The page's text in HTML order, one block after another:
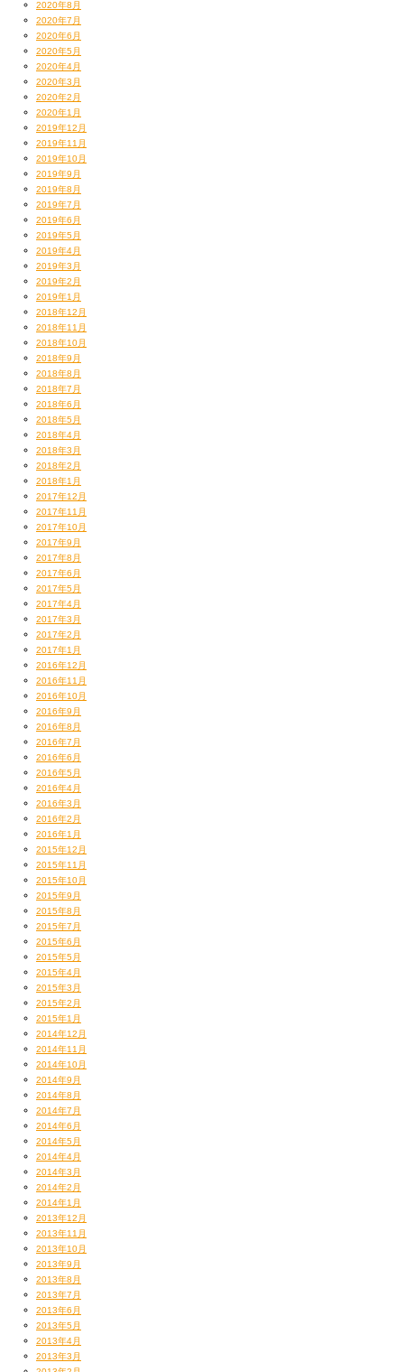
2020年8月
2020年7月
2020年6月
2020年5月
2020年4月
2020年3月
2020年2月
2020年1月
2019年12月
2019年11月
2019年10月
2019年9月
2019年8月
2019年7月
2019年6月
2019年5月
2019年4月
2019年3月
2019年2月
2019年1月
2018年12月
2018年11月
2018年10月
2018年9月
2018年8月
2018年7月
2018年6月
2018年5月
2018年4月
2018年3月
2018年2月
2018年1月
2017年12月
2017年11月
2017年10月
2017年9月
2017年8月
2017年6月
2017年5月
2017年4月
2017年3月
2017年2月
2017年1月
2016年12月
2016年11月
2016年10月
2016年9月
2016年8月
2016年7月
2016年6月
2016年5月
2016年4月
2016年3月
2016年2月
2016年1月
2015年12月
2015年11月
2015年10月
2015年9月
2015年8月
2015年7月
2015年6月
2015年5月
2015年4月
2015年3月
2015年2月
2015年1月
2014年12月
2014年11月
2014年10月
2014年9月
2014年8月
2014年7月
2014年6月
2014年5月
2014年4月
2014年3月
2014年2月
2014年1月
2013年12月
2013年11月
2013年10月
2013年9月
2013年8月
2013年7月
2013年6月
2013年5月
2013年4月
2013年3月